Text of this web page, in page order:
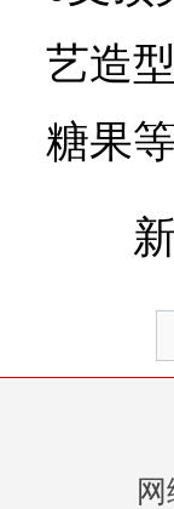
艺造
糖果